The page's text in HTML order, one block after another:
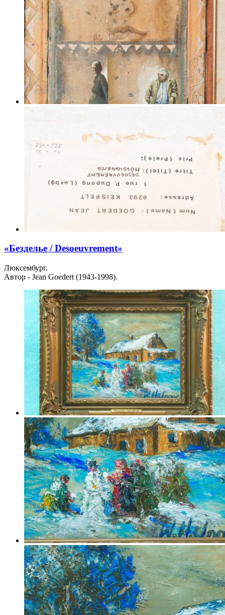
«Безделье / Desoeuvrement»
Люксембург.
Автор - Jean Goedert (1943-1998).